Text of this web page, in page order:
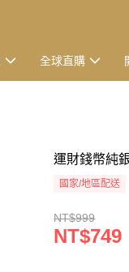
全球直購
運財錢幣純
國家/地區配送
NT$999
NT$749